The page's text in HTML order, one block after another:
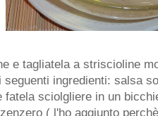
e tagliatela a striscioline
seguenti ingredienti: salsa
fatela sciolgliere in un
( l'ho aggiunto